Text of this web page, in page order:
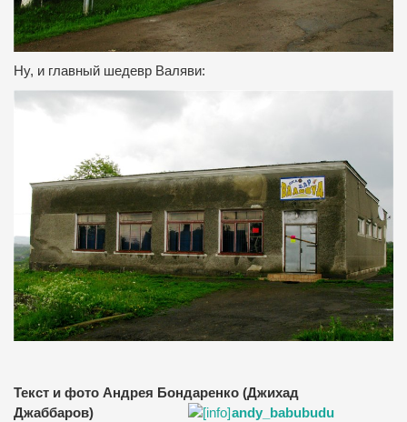
Ну, и главный шедевр Валяви:
Текст и фото Андрея Бондаренко (Джихад
Джаббаров)
andy_babubudu